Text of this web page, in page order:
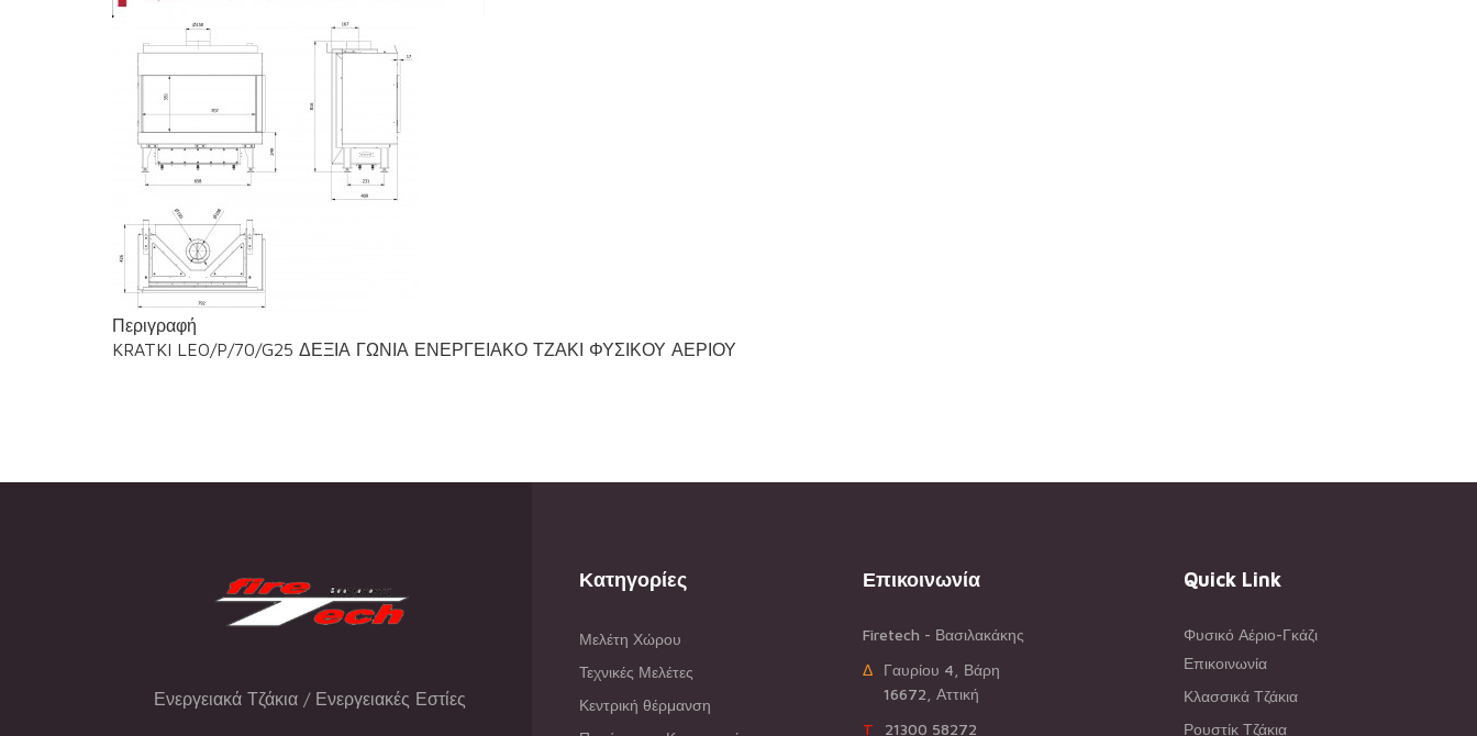
Περιγραφή
KRATKI LEO/P/70/G25 ΔΕΞΙΑ ΓΩΝΙΑ ΕΝΕΡΓΕΙΑΚΟ ΤΖΑΚΙ ΦΥΣΙΚΟΥ ΑΕΡΙΟΥ
Ενεργειακά Τζάκια / Ενεργειακές Εστίες
Κατηγορίες
Μελέτη Χώρου
Τεχνικές Μελέτες
Κεντρική θέρμανση
Επικοινωνία
Firetech - Βασιλακάκης
ΔΓαυρίου 4, Βάρη
16672, Αττική
T21300 58272
Quick Link
Φυσικό Αέριο-Γκάζι
Επικοινωνία
Κλασσικά Τζάκια
Ρουστίκ Τζάκια